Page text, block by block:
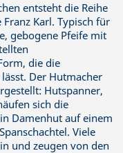
entsteht die Reihe
Karl. Typisch für
gebogene Pfeife mit
die die
Der Hutmacher
Hutspanner,
sich die
Damenhut auf einem
Viele
und zeugen von den